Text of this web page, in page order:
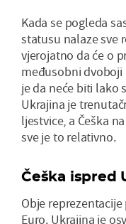
Kada se pogleda
statusu nalaze sve
vjerojatno da će o
međusobni dvoboji
je da neće biti lako
Ukrajina je
ljestvice, a Češka
sve je to relativno.
Češka ispred
Obje
Euro. Ukrajina je